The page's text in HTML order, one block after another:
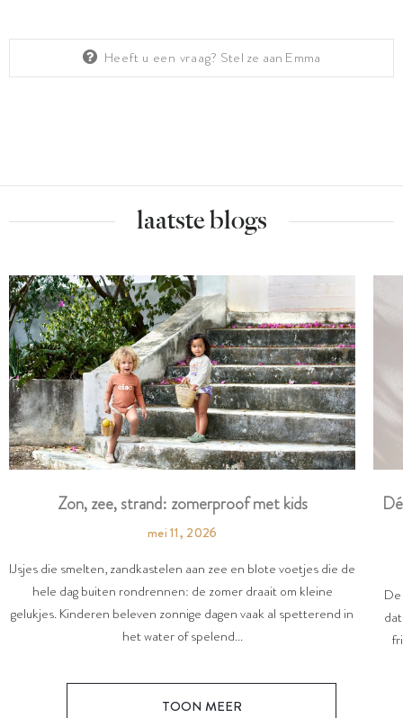
Heeft u een vraag? Stel ze aan Emma
laatste blogs
Zon, zee, strand: zomerproof met kids
mei 11, 2026
IJsjes die smelten, zandkastelen aan zee en blote voetjes die de
hele dag buiten rondrennen: de zomer draait om kleine
gelukjes. Kinderen beleven zonnige dagen vaak al spetterend in
het water of spelend...
TOON MEER